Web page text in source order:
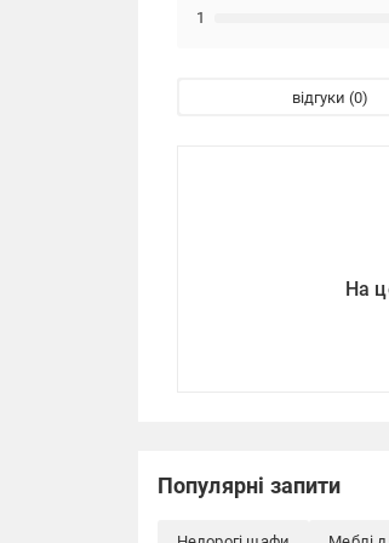
1
відгуки
На
Популярні запити